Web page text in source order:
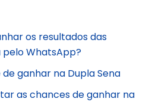
os resultados das
pelo WhatsApp?
ganhar na Dupla Sena
as chances de ganhar na